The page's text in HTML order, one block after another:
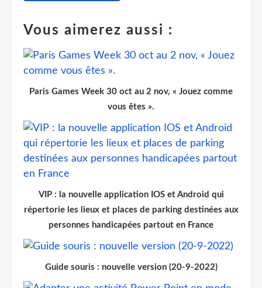
Vous aimerez aussi :
Paris Games Week 30 oct au 2 nov, « Jouez comme
vous êtes ».
VIP : la nouvelle application IOS et Android qui
répertorie les lieux et places de parking destinées aux
personnes handicapées partout en France
Guide souris : nouvelle version (20-9-2022)